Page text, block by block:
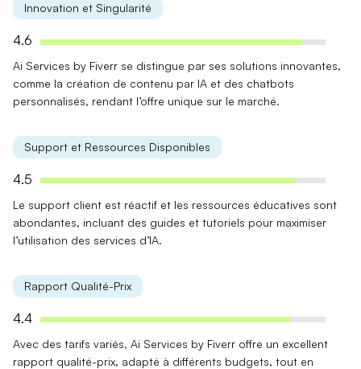
Innovation et Singularité
4.6
Ai Services by Fiverr se distingue par ses solutions innovantes,
comme la création de contenu par IA et des chatbots
personnalisés, rendant l’offre unique sur le marché.
Support et Ressources Disponibles
4.5
Le support client est réactif et les ressources éducatives sont
abondantes, incluant des guides et tutoriels pour maximiser
l’utilisation des services d’IA.
Rapport Qualité-Prix
4.4
Avec des tarifs variés, Ai Services by Fiverr offre un excellent
rapport qualité-prix, adapté à différents budgets, tout en